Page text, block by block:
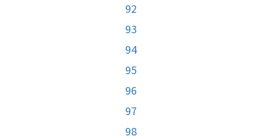
92
93
94
95
96
97
98